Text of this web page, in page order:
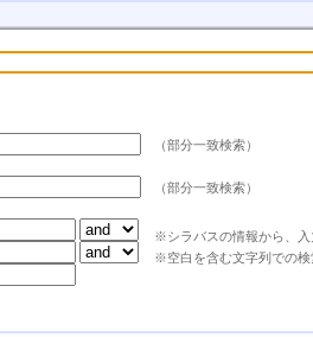
（部分一致検索）
（部分一致検索）
※シラバスの情報から、入
※空白を含む文字列での検